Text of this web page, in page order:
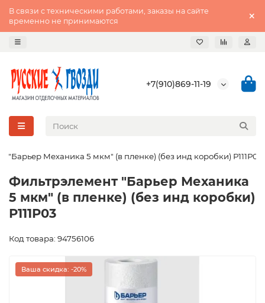
В связи с техническими работами, заказы на сайте
временно не принимаются
+7(910)869-11-19
"Барьер Механика 5 мкм" (в пленке) (без инд коробки) Р111Р03
Фильтрэлемент "Барьер Механика
5 мкм" (в пленке) (без инд коробки)
Р111Р03
Код товара: 94756106
Ваша скидка: -20%